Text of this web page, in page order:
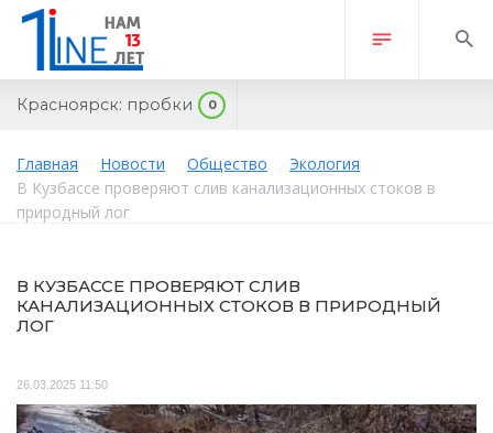
Красноярск: пробки 0
Главная Новости Общество
Экология
В Кузбассе проверяют слив канализационных стоков в
природный лог
В КУЗБАССЕ ПРОВЕРЯЮТ СЛИВ
КАНАЛИЗАЦИОННЫХ СТОКОВ В ПРИРОДНЫЙ
ЛОГ
26.03.2025 11:50